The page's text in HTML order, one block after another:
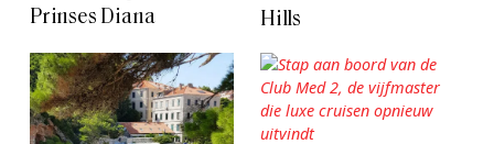
Prinses Diana
Hills